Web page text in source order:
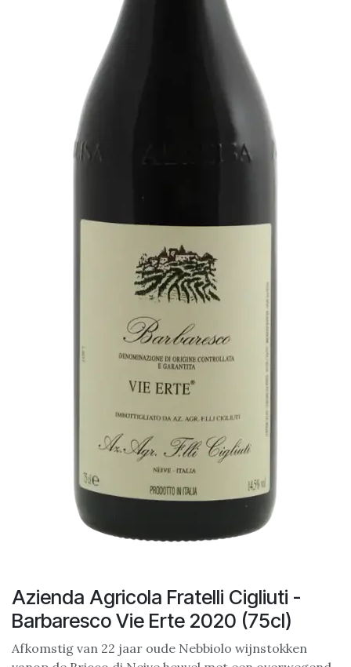
Azienda Agricola Fratelli Cigliuti -
Barbaresco Vie Erte 2020 (75cl)
Afkomstig van 22 jaar oude Nebbiolo wijnstokken